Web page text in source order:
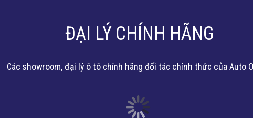
ĐẠI LÝ CHÍNH HÃNG
Các showroom, đại lý ô tô chính hãng đối tác chính thức của Auto